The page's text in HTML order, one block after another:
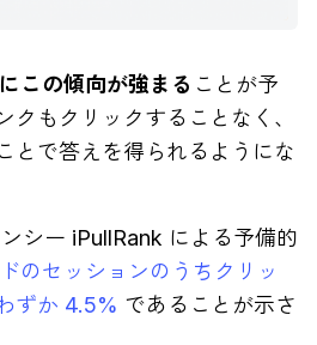
この傾向が強まる ことが予
クもクリックすることなく、
とで答えを得られるようにな
シー iPullRank による予備的
のセッションのうちクリッ
ずか 4.5% であることが示さ